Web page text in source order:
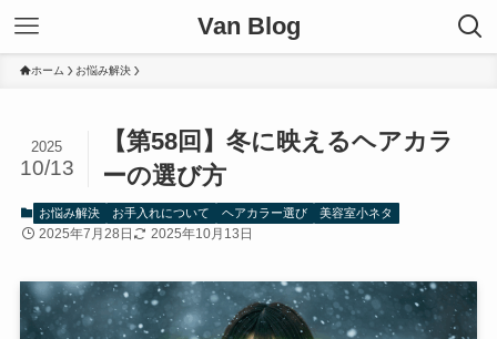
Van Blog
ホーム お悩み解決
【第58回】冬に映えるヘアカラ
ーの選び方
2025
10/13
お悩み解決 お手入れについて ヘアカラー選び 美容室小ネタ
2025年7月28日 2025年10月13日